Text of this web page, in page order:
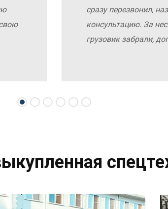
сразу перезвонил,
консультацию. За
грузовик забрали,